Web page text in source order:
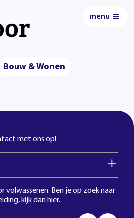
menu
Bouw & Wonen
met ons op!
volwassenen. Ben je op zoek naar
kijk danhier.